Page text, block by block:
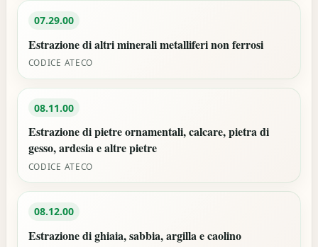
07.29.00
Estrazione di altri minerali metalliferi non ferrosi
CODICE ATECO
08.11.00
Estrazione di pietre ornamentali, calcare, pietra di
gesso, ardesia e altre pietre
CODICE ATECO
08.12.00
Estrazione di ghiaia, sabbia, argilla e caolino